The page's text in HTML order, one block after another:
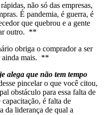
não só das empresas,
É pandemia, é guerra, é
que quebrou e a gente
outro. **
obriga o comprador a ser
ainda mais. **
alega que não tem tempo
pincelar o que você citou,
obstáculo para essa falta de
é falta de
da liderança de qual a